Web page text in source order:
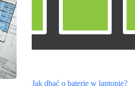
Jak dbać o baterię w laptopie?